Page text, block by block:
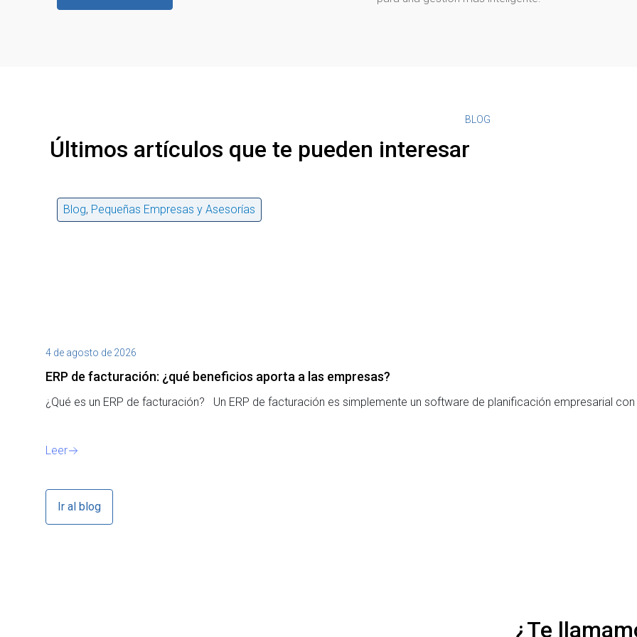
BLOG
Últimos artículos que te pueden interesar
Blog, Pequeñas Empresas y Asesorías
4 de agosto de 2026
ERP de facturación​: ¿qué beneficios aporta a las empresas?
¿Qué es un ERP de facturación? Un ERP de facturación es simplemente un software de planificación empresarial
Leer
Ir al blog
¿Te